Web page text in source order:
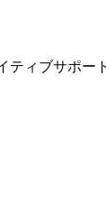
ィブサポー